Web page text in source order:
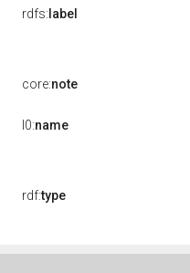
rdfs: label
core:note
l0:name
rdf:type